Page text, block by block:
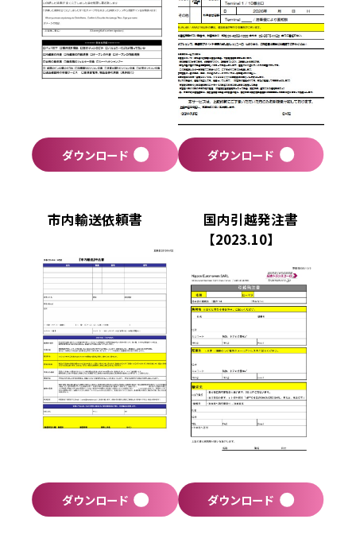
ダウンロード ダウンロード
市内輸送依頼書
ダウンロード
国内引越発注書
【2023.10】
ダウンロード